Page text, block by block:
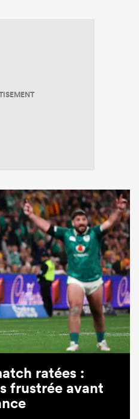
ratées :
frustrée avant